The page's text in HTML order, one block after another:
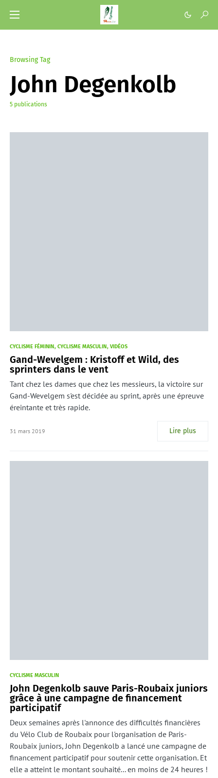
Browsing Tag
John Degenkolb
5 publications
CYCLISME FÉMININ CYCLISME MASCULIN VIDÉOS
Gand-Wevelgem : Kristoff et Wild, des
sprinters dans le vent
Tant chez les dames que chez les messieurs, la victoire sur
Gand-Wevelgem s'est décidée au sprint, après une épreuve
éreintante et très rapide.
31 mars 2019 Lire plus
CYCLISME MASCULIN
John Degenkolb sauve Paris-Roubaix juniors
grâce à une campagne de financement
participatif
Deux semaines après l'annonce des difficultés financières
du Vélo Club de Roubaix pour l'organisation de Paris-
Roubaix juniors, John Degenkolb a lancé une campagne de
financement participatif pour soutenir cette organisation. Et
elle a atteint le montant souhaité... en moins de 24 heures !